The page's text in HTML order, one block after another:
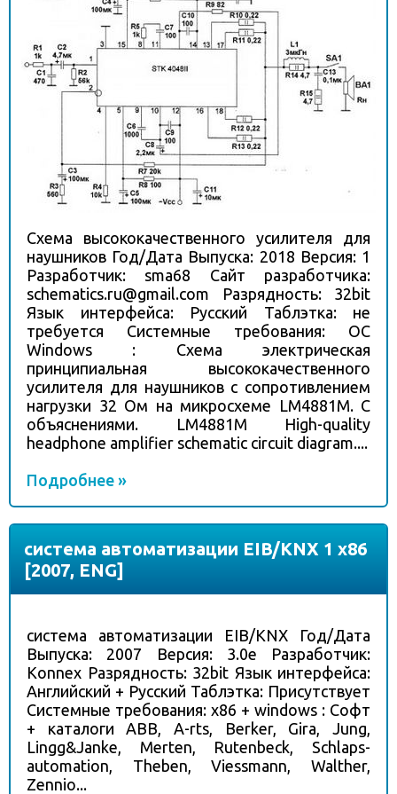
Схема высококачественного усилителя для
наушников Год/Дата Выпуска: 2018 Версия: 1
Разработчик: sma68 Сайт разработчика:
schematics.ru@gmail.com Разрядность: 32bit
Язык интерфейса: Русский Таблэтка: не
требуется Системные требования: ОС
Windows : Схема электрическая
принципиальная высококачественного
усилителя для наушников с сопротивлением
нагрузки 32 Ом на микросхеме LM4881M. C
объяснениями. LM4881M High-quality
headphone amplifier schematic circuit diagram....
Подробнее »
система автоматизации EIB/KNX 1 x86
[2007, ENG]
система автоматизации EIB/KNX Год/Дата
Выпуска: 2007 Версия: 3.0e Разработчик:
Konnex Разрядность: 32bit Язык интерфейса:
Английский + Русский Таблэтка: Присутствует
Системные требования: x86 + windows : Софт
+ каталоги ABB, A-rts, Berker, Gira, Jung,
Lingg&Janke, Merten, Rutenbeck, Schlaps-
automation, Theben, Viessmann, Walther,
Zennio...